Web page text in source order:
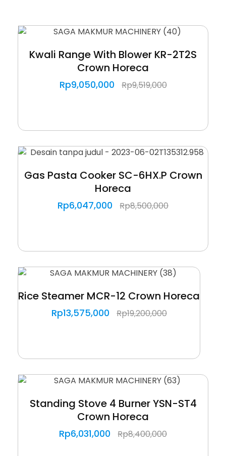
Kwali Range With Blower KR-2T2S
Crown Horeca
Rp9,050,000 Rp9,519,000
Gas Pasta Cooker SC-6HX.P Crown
Horeca
Rp6,047,000 Rp8,500,000
Rice Steamer MCR-12 Crown Horeca
Rp13,575,000 Rp19,200,000
Standing Stove 4 Burner YSN-ST4
Crown Horeca
Rp6,031,000 Rp8,400,000